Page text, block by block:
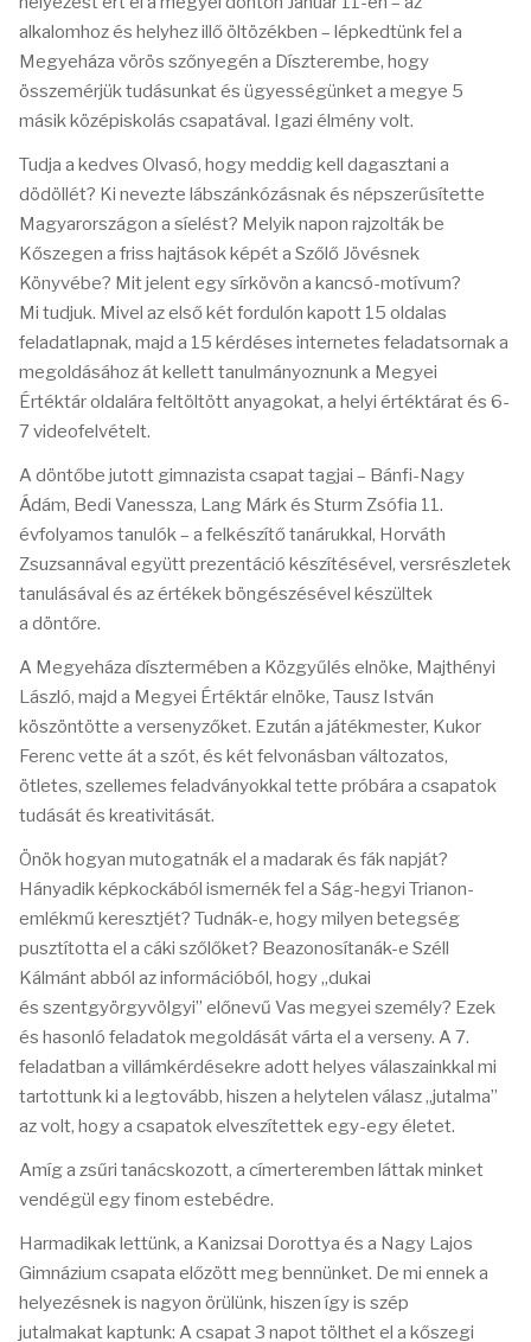
alkalomhoz és helyhez illő öltözékben – lépkedtünk fel a
Megyeháza vörös szőnyegén a Díszterembe, hogy
összemérjük tudásunkat és ügyességünket a megye 5
másik középiskolás csapatával. Igazi élmény volt.
Tudja a kedves Olvasó, hogy meddig kell dagasztani a
dödöllét? Ki nevezte lábszánkózásnak és népszerűsítette
Magyarországon a síelést? Melyik napon rajzolták be
Kőszegen a friss hajtások képét a Szőlő Jövésnek
Könyvébe? Mit jelent egy sírkövön a kancsó-motívum?
Mi tudjuk. Mivel az első két fordulón kapott 15 oldalas
feladatlapnak, majd a 15 kérdéses internetes feladatsornak a
megoldásához át kellett tanulmányoznunk a Megyei
Értéktár oldalára feltöltött anyagokat, a helyi értéktárat és 6-
7 videofelvételt.
A döntőbe jutott gimnazista csapat tagjai – Bánfi-Nagy
Ádám, Bedi Vanessza, Lang Márk és Sturm Zsófia 11.
évfolyamos tanulók – a felkészítő tanárukkal, Horváth
Zsuzsannával együtt prezentáció készítésével, versrészletek
tanulásával és az értékek böngészésével készültek
a döntőre.
A Megyeháza dísztermében a Közgyűlés elnöke, Majthényi
László, majd a Megyei Értéktár elnöke, Tausz István
köszöntötte a versenyzőket. Ezután a játékmester, Kukor
Ferenc vette át a szót, és két felvonásban változatos,
ötletes, szellemes feladványokkal tette próbára a csapatok
tudását és kreativitását.
Önök hogyan mutogatnák el a madarak és fák napját?
Hányadik képkockából ismernék fel a Ság-hegyi Trianon-
emlékmű keresztjét? Tudnák-e, hogy milyen betegség
pusztította el a cáki szőlőket? Beazonosítanák-e Széll
Kálmánt abból az információból, hogy „dukai
és szentgyörgyvölgyi” előnevű Vas megyei személy? Ezek
és hasonló feladatok megoldását várta el a verseny. A 7.
feladatban a villámkérdésekre adott helyes válaszainkkal mi
tartottunk ki a legtovább, hiszen a helytelen válasz „jutalma”
az volt, hogy a csapatok elveszítettek egy-egy életet.
Amíg a zsűri tanácskozott, a címerteremben láttak minket
vendégül egy finom estebédre.
Harmadikak lettünk, a Kanizsai Dorottya és a Nagy Lajos
Gimnázium csapata előzött meg bennünket. De mi ennek a
helyezésnek is nagyon örülünk, hiszen így is szép
jutalmakat kaptunk: A csapat 3 napot tölthet el a kőszegi